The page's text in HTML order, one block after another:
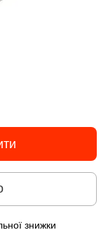
знижки